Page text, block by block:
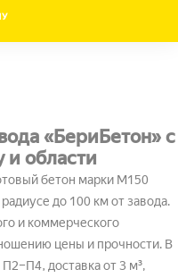
«БериБетон» с
и области
бетон марки М150
до 100 км от завода.
и коммерческого
цены и прочности. В
доставка от 3 м³,